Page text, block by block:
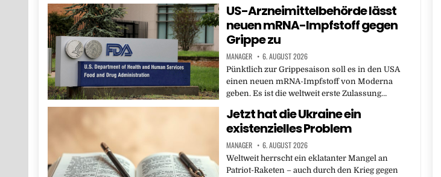
US-Arzneimittelbehörde lässt
neuen mRNA-Impfstoff gegen
Grippe zu
MANAGER 6. AUGUST 2026
Pünktlich zur Grippesaison soll es in den USA
einen neuen mRNA-Impfstoff von Moderna
geben. Es ist die weltweit erste Zulassung…
Jetzt hat die Ukraine ein
existenzielles Problem
MANAGER 6. AUGUST 2026
Weltweit herrscht ein eklatanter Mangel an
Patriot-Raketen – auch durch den Krieg gegen